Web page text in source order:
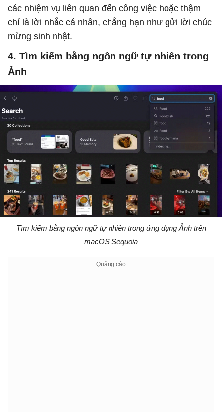
các nhiệm vụ liên quan đến công việc hoặc thậm
chí là lời nhắc cá nhân, chẳng hạn như gửi lời chúc
mừng sinh nhật.
4. Tìm kiếm bằng ngôn ngữ tự nhiên trong
Ảnh
Tìm kiếm bằng ngôn ngữ tự nhiên trong ứng dụng Ảnh trên
macOS Sequoia